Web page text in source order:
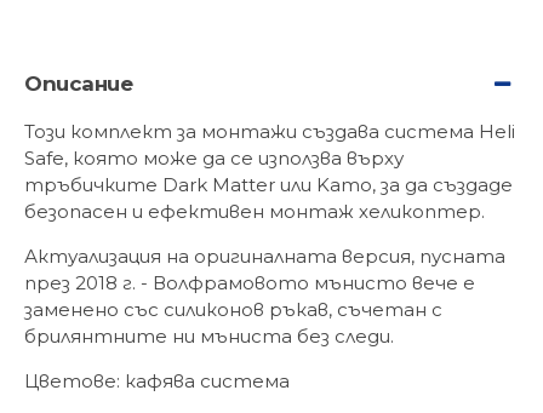
Описание
Този комплект за монтажи създава система Heli
Safe, която може да се използва върху
тръбичките Dark Matter или Kamo, за да създаде
безопасен и ефективен монтаж хеликоптер.
Актуализация на оригиналната версия, пусната
през 2018 г. - Волфрамовото мънисто вече е
заменено със силиконов ръкав, съчетан с
брилянтните ни мъниста без следи.
Цветове: кафява система